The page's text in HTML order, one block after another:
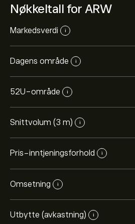
Nøkkeltall for ARW
Markedsverdi i
Dagens område i
52U-område i
Snittvolum (3 m) i
Pris-inntjeningsforhold i
Omsetning i
Utbytte (avkastning) i